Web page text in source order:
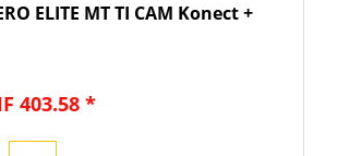
ELITE MT TI CAM Konect +
403.58 *